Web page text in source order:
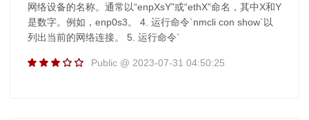
网络设备的名称。通常以“enpXsY”或“ethX”命名，其中X和Y
是数字。例如，enp0s3。 4. 运行命令`nmcli con show`以
列出当前的网络连接。 5. 运行命令`
Public @ 2023-07-31 04:50:25